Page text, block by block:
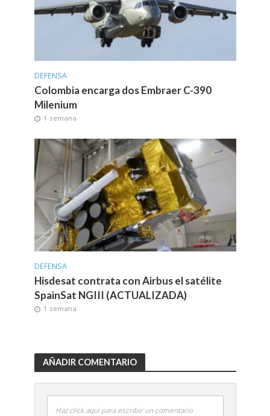
DEFENSA
Colombia encarga dos Embraer C-390
Milenium
1 semana
DEFENSA
Hisdesat contrata con Airbus el satélite
SpainSat NGIII (ACTUALIZADA)
1 semana
AÑADIR COMENTARIO
Haz click aquí para escribir un comentario